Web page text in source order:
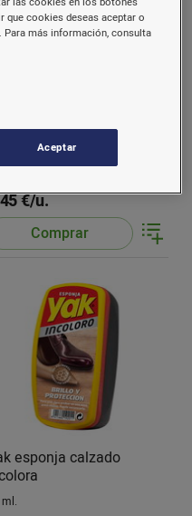
calzado pelo
€/u.
Comprar
esponja calzado
que cookies deseas aceptar o
Para más información, consulta
Aceptar